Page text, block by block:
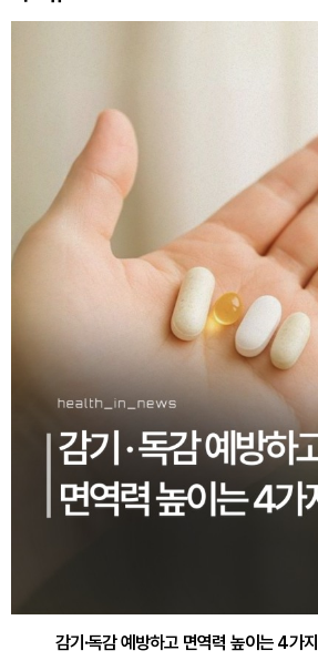
감기·독감 예방하고 면역력 높이는 4가